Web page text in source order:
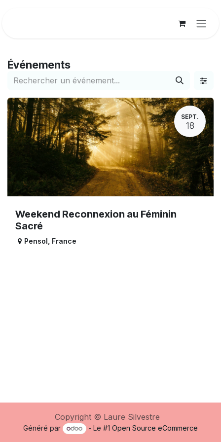
Événements
SEPT.
18
Weekend Reconnexion au Féminin
Sacré
Pensol France
Copyright © Laure Silvestre
Généré par - Le #1Open Source eCommerce